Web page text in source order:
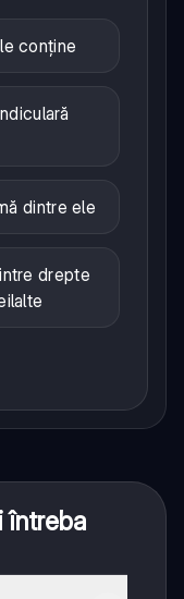
conține
dintre ele
drepte
întreba